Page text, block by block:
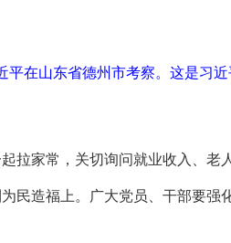
在山东省德州市考察。这是习
拉家常，关切询问就业收入、老
民造福上。广大党员、干部要